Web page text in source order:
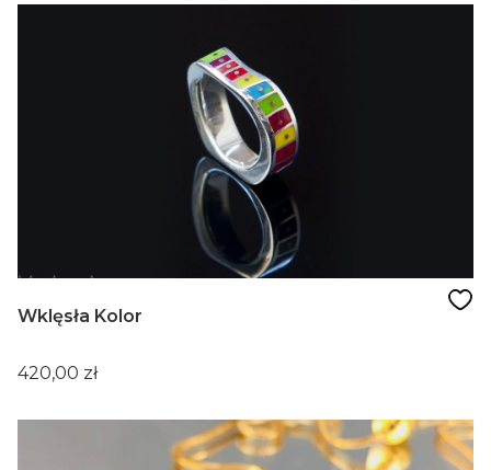
Wklęsła Kolor
Cena
420,00 zł